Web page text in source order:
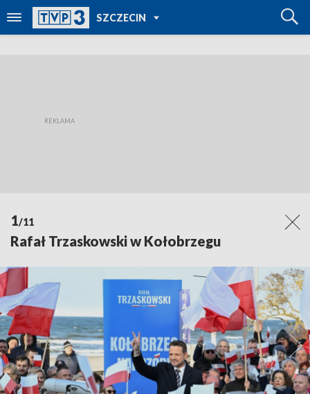
SZCZECIN
TVP REGIONY
1/11
Rafał Trzaskowski w Kołobrzegu